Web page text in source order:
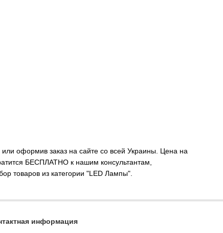
оформив заказ на сайте со всей Украины. Цена на
БЕСПЛАТНО к нашим консультантам,
товаров из категории "LED Лампы".
информация